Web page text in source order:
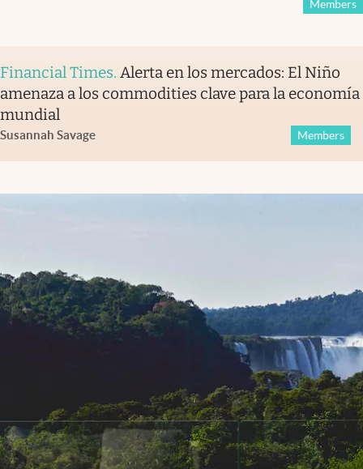
Members
Financial Times. Alerta en los mercados: El Niño
amenaza a los commodities clave para la economía
mundial
Susannah Savage Members